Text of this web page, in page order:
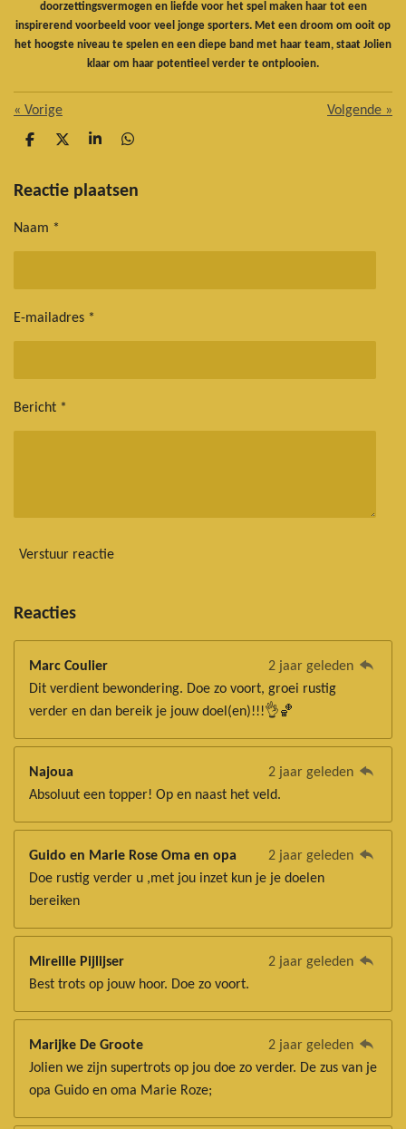
doorzettingsvermogen en liefde voor het spel maken haar tot een
inspirerend voorbeeld voor veel jonge sporters. Met een droom om ooit op
het hoogste niveau te spelen en een diepe band met haar team, staat Jolien
klaar om haar potentieel verder te ontplooien.
« Vorige Volgende »
D
e
D
l
S
r
D
e
Reactie plaatsen
Naam *
E-mailadres *
Bericht *
Verstuur reactie
Reacties
Marc Coulier
2 jaar geleden
Dit verdient bewondering. Doe zo voort, groei rustig
verder en dan bereik je jouw doel(en)!!!👌🏀
Najoua
2 jaar geleden
Absoluut een topper! Op en naast het veld.
Guido en Marie Rose Oma en opa
2 jaar geleden
Doe rustig verder u ,met jou inzet kun je je doelen
bereiken
Mireille Pijlijser
2 jaar geleden
Best trots op jouw hoor. Doe zo voort.
Marijke De Groote
2 jaar geleden
Jolien we zijn supertrots op jou doe zo verder. De zus van je
opa Guido en oma Marie Roze;